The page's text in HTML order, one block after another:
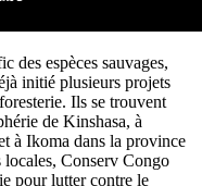
des espèces sauvages,
initié plusieurs projets
Ils se trouvent
de Kinshasa, à
à Ikoma dans la province
Conserv Congo
pour lutter contre le